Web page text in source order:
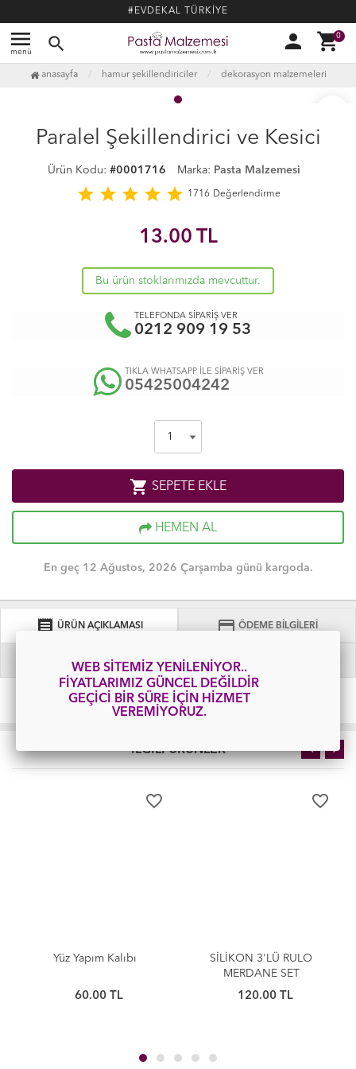
#EVDEKAL TÜRKİYE
menu
menü search person shopping_cart0
anasayfa hamur şekillendiriciler dekorasyon malzemeleri
Paralel Şekillendirici ve Kesici
Ürün Kodu: #0001716 Marka: Pasta Malzemesi
star star star star star 1716 Değerlendirme
13.00 TL
Bu ürün stoklarımızda mevcuttur.
TELEFONDA SİPARİŞ VER
0212 909 19 53
TIKLA WHATSAPP İLE SİPARİŞ VER
05425004242
shopping_cart SEPETE EKLE
HEMEN AL
En geç 12 Ağustos, 2026 Çarşamba günü kargoda.
receipt ÜRÜN AÇIKLAMASI credit_card ÖDEME BİLGİLERİ
TESLİMAT VE İADE commentMÜŞTERİ YORUMLARI
En : 7 mm x 120 mm x 165 mm
İLGİLİ ÜRÜNLER
SİLİKON 3'LÜ RULO
120.00
AYARLI MERDANE -
43CM
650.00
WEB SİTEMİZ YENİLENİYOR..
FİYATLARIMIZ GÜNCEL DEĞİLDİR
GEÇİCİ BİR SÜRE İÇİN HİZMET
VEREMİYORUZ.